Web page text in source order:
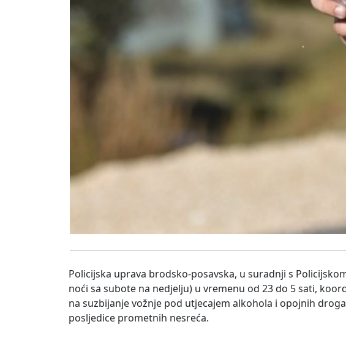
Policijska uprava brodsko-posavska, u suradnji s
noći sa subote na nedjelju) u vremenu od 23 do 5 sati,
na suzbijanje vožnje pod utjecajem alkohola i opojnih
posljedice prometnih nesreća.